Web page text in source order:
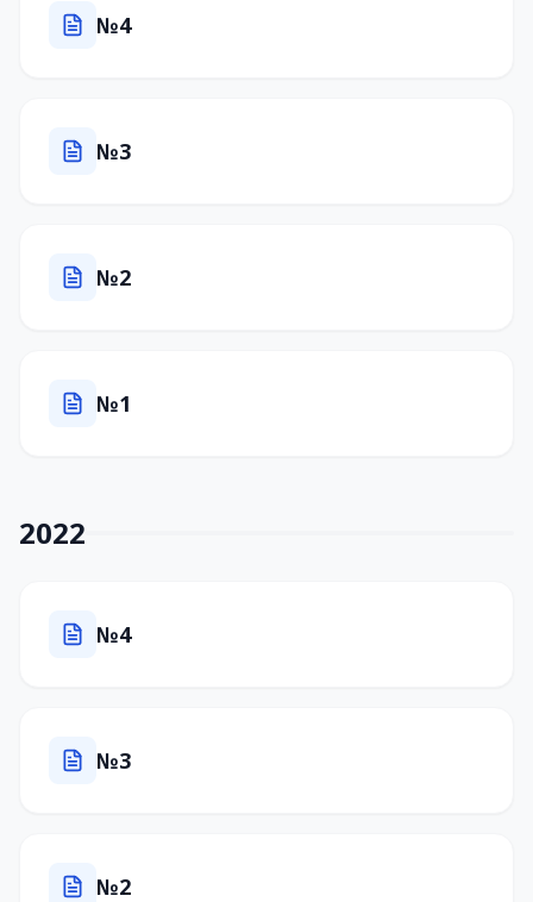
№4
№3
№2
№1
2022
№4
№3
№2